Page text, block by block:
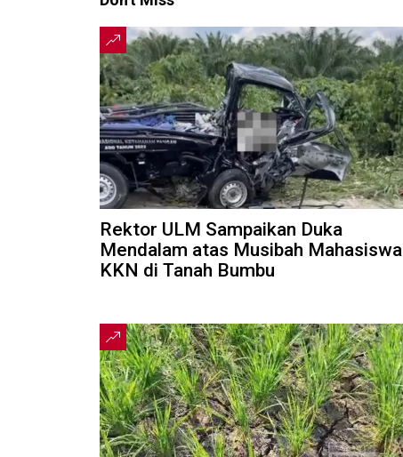
Rektor ULM Sampaikan Duka
Mendalam atas Musibah Mahasiswa
KKN di Tanah Bumbu